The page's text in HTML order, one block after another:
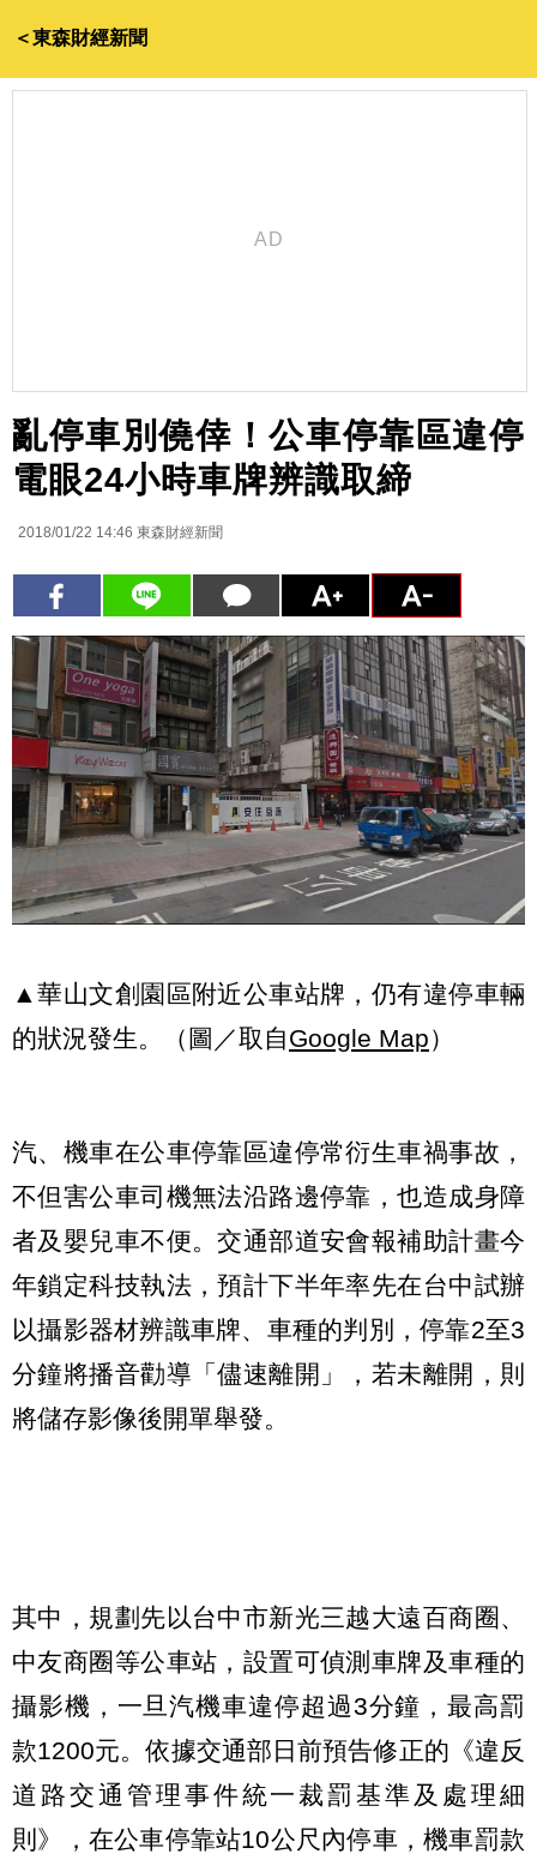
＜東森財經新聞
亂停車別僥倖！公車停靠區違停
電眼24小時車牌辨識取締
2018/01/22 14:46 東森財經新聞
▲華山文創園區附近公車站牌，仍有違停車輛
的狀況發生。（圖／取自Google Map）
汽、機車在公車停靠區違停常衍生車禍事故，
不但害公車司機無法沿路邊停靠，也造成身障
者及嬰兒車不便。交通部道安會報補助計畫今
年鎖定科技執法，預計下半年率先在台中試辦
以攝影器材辨識車牌、車種的判別，停靠2至3
分鐘將播音勸導「儘速離開」，若未離開，則
將儲存影像後開單舉發。
其中，規劃先以台中市新光三越大遠百商圈、
中友商圈等公車站，設置可偵測車牌及車種的
攝影機，一旦汽機車違停超過3分鐘，最高罰
款1200元。依據交通部日前預告修正的《違反
道路交通管理事件統一裁罰基準及處理細
則》，在公車停靠站10公尺內停車，機車罰款